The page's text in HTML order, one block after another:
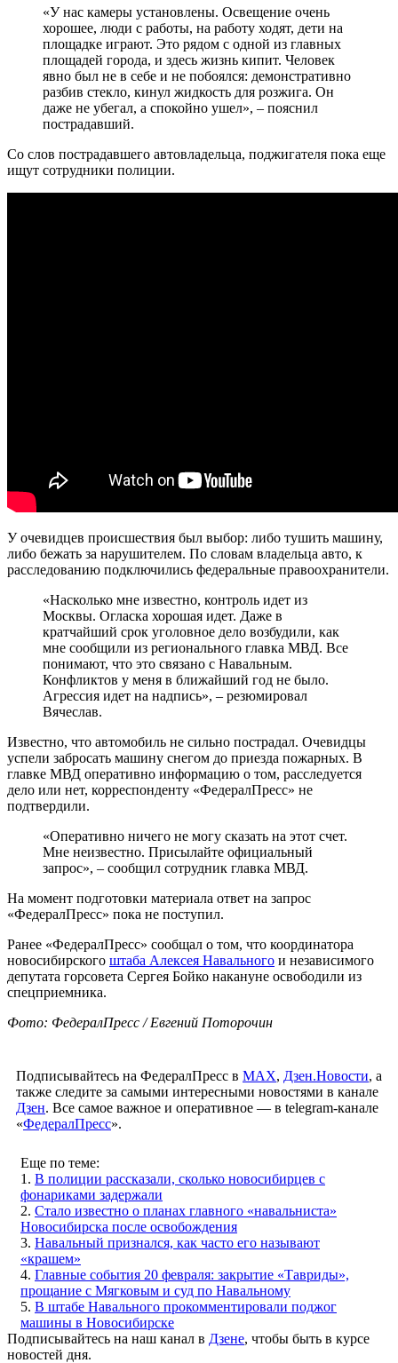
«У нас камеры установлены. Освещение очень
хорошее, люди с работы, на работу ходят, дети на
площадке играют. Это рядом с одной из главных
площадей города, и здесь жизнь кипит. Человек
явно был не в себе и не побоялся: демонстративно
разбив стекло, кинул жидкость для розжига. Он
даже не убегал, а спокойно ушел», – пояснил
пострадавший.
Со слов пострадавшего автовладельца, поджигателя пока еще
ищут сотрудники полиции.
У очевидцев происшествия был выбор: либо тушить машину,
либо бежать за нарушителем. По словам владельца авто, к
расследованию подключились федеральные правоохранители.
«Насколько мне известно, контроль идет из
Москвы. Огласка хорошая идет. Даже в
кратчайший срок уголовное дело возбудили, как
мне сообщили из регионального главка МВД. Все
понимают, что это связано с Навальным.
Конфликтов у меня в ближайший год не было.
Агрессия идет на надпись», – резюмировал
Вячеслав.
Известно, что автомобиль не сильно пострадал. Очевидцы
успели забросать машину снегом до приезда пожарных. В
главке МВД оперативно информацию о том, расследуется
дело или нет, корреспонденту «ФедералПресс» не
подтвердили.
«Оперативно ничего не могу сказать на этот счет.
Мне неизвестно. Присылайте официальный
запрос», – сообщил сотрудник главка МВД.
На момент подготовки материала ответ на запрос
«ФедералПресс» пока не поступил.
Ранее «ФедералПресс» сообщал о том, что координатора
новосибирского штаба Алексея Навального и независимого
депутата горсовета Сергея Бойко накануне освободили из
спецприемника.
Фото: ФедералПресс / Евгений Поторочин
Подписывайтесь на ФедералПресс в МАХ, Дзен.Новости, а
также следите за самыми интересными новостями в канале
Дзен. Все самое важное и оперативное — в telegram-канале
«ФедералПресс».
Еще по теме:
1. В полиции рассказали, сколько новосибирцев с
фонариками задержали
2. Стало известно о планах главного «навальниста»
Новосибирска после освобождения
3. Навальный признался, как часто его называют
«крашем»
4. Главные события 20 февраля: закрытие «Тавриды»,
прощание с Мягковым и суд по Навальному
5. В штабе Навального прокомментировали поджог
машины в Новосибирске
Подписывайтесь на наш канал в Дзене, чтобы быть в курсе
новостей дня.